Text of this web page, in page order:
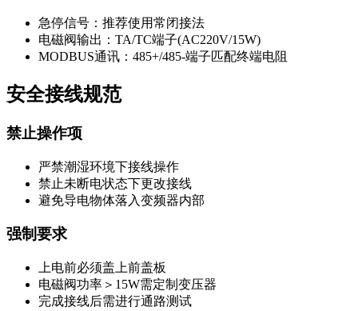
急停信号：推荐使用常闭接法
电磁阀输出：TA/TC端子(AC220V/15W)
MODBUS通讯：485+/485-端子匹配终端电阻
安全接线规范
禁止操作项
严禁潮湿环境下接线操作
禁止未断电状态下更改接线
避免导电物体落入变频器内部
强制要求
上电前必须盖上前盖板
电磁阀功率＞15W需定制变压器
完成接线后需进行通路测试